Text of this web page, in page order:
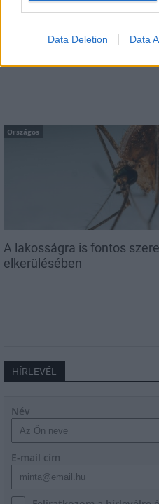
Data Deletion Data
Kecskeméten is
Országos
A lakosságra is fontos
elkerülésében
HÍRLEVÉL
Név
E-mail cím